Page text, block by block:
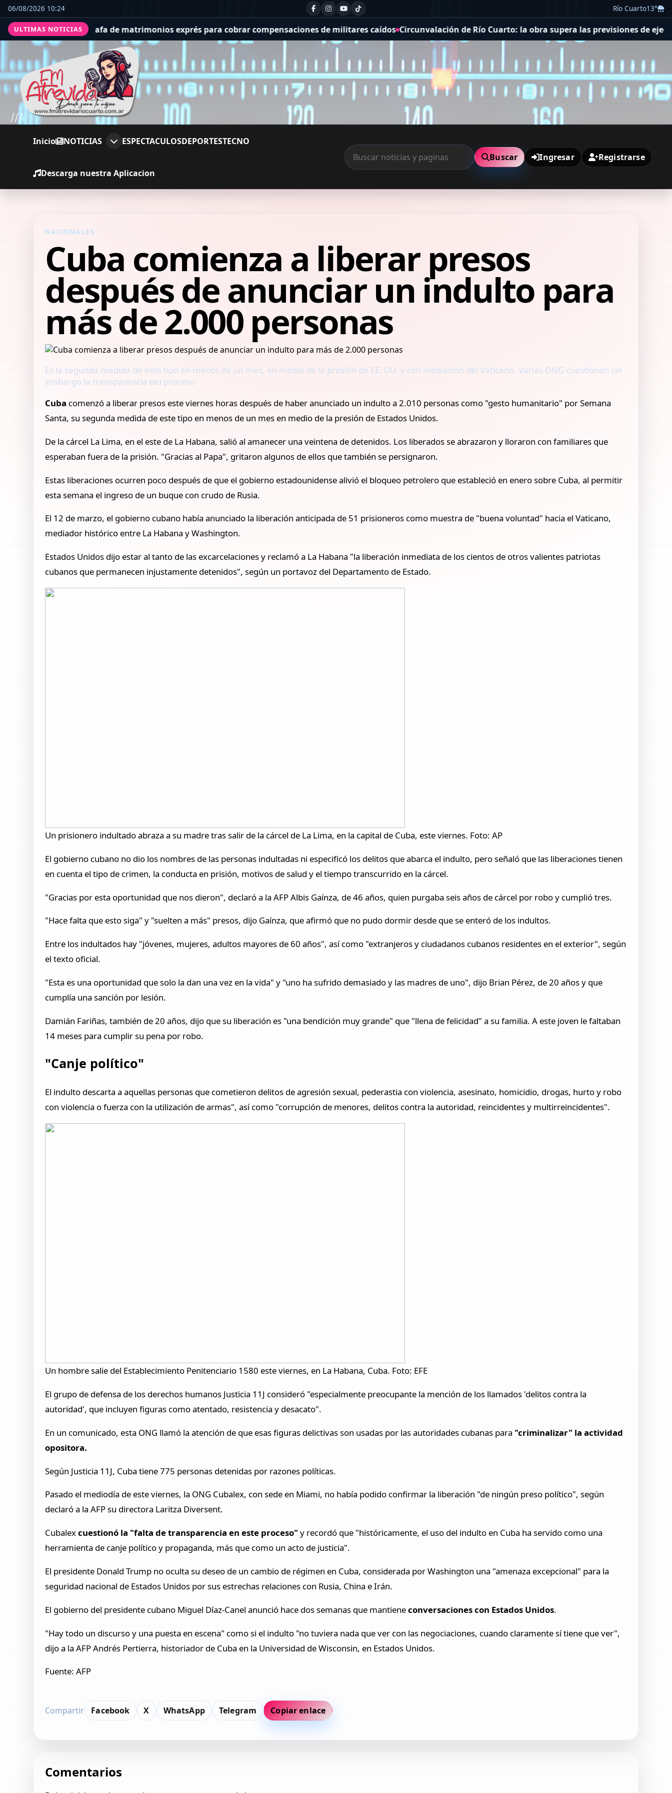
06/08/2026 10:24 Río Cuarto13°
ULTIMAS NOTICIAS
de matrimonios exprés para cobrar compensaciones de militares caídos Circunvalación de Río Cuarto: la obra supera las previsiones de ejecución y registra un
Inicio NOTICIAS ESPECTACULOSDEPORTESTECNO
Descarga nuestra Aplicacion
Buscar Ingresar Registrarse
NACIONALES
Cuba comienza a liberar presos
después de anunciar un indulto para
más de 2.000 personas
Es la segunda medida de este tipo en menos de un mes, en medio de la presión de EE. UU. y con mediación del Vaticano. Varias ONG cuestionan sin
embargo la transparencia del proceso
Cuba comenzó a liberar presos este viernes horas después de haber anunciado un indulto a 2.010 personas como "gesto humanitario" por Semana
Santa, su segunda medida de este tipo en menos de un mes en medio de la presión de Estados Unidos.
De la cárcel La Lima, en el este de La Habana, salió al amanecer una veintena de detenidos. Los liberados se abrazaron y lloraron con familiares que
esperaban fuera de la prisión. "Gracias al Papa", gritaron algunos de ellos que también se persignaron.
Estas liberaciones ocurren poco después de que el gobierno estadounidense alivió el bloqueo petrolero que estableció en enero sobre Cuba, al permitir
esta semana el ingreso de un buque con crudo de Rusia.
El 12 de marzo, el gobierno cubano había anunciado la liberación anticipada de 51 prisioneros como muestra de "buena voluntad" hacia el Vaticano,
mediador histórico entre La Habana y Washington.
Estados Unidos dijo estar al tanto de las excarcelaciones y reclamó a La Habana "la liberación inmediata de los cientos de otros valientes patriotas
cubanos que permanecen injustamente detenidos", según un portavoz del Departamento de Estado.
Un prisionero indultado abraza a su madre tras salir de la cárcel de La Lima, en la capital de Cuba, este viernes. Foto: AP
El gobierno cubano no dio los nombres de las personas indultadas ni especificó los delitos que abarca el indulto, pero señaló que las liberaciones tienen
en cuenta el tipo de crimen, la conducta en prisión, motivos de salud y el tiempo transcurrido en la cárcel.
"Gracias por esta oportunidad que nos dieron", declaró a la AFP Albis Gaínza, de 46 años, quien purgaba seis años de cárcel por robo y cumplió tres.
"Hace falta que esto siga" y "suelten a más" presos, dijo Gaínza, que afirmó que no pudo dormir desde que se enteró de los indultos.
Entre los indultados hay "jóvenes, mujeres, adultos mayores de 60 años", así como "extranjeros y ciudadanos cubanos residentes en el exterior", según
el texto oficial.
"Esta es una oportunidad que solo la dan una vez en la vida" y "uno ha sufrido demasiado y las madres de uno", dijo Brian Pérez, de 20 años y que
cumplía una sanción por lesión.
Damián Fariñas, también de 20 años, dijo que su liberación es "una bendición muy grande" que "llena de felicidad" a su familia. A este joven le faltaban
14 meses para cumplir su pena por robo.
"Canje político"
El indulto descarta a aquellas personas que cometieron delitos de agresión sexual, pederastia con violencia, asesinato, homicidio, drogas, hurto y robo
con violencia o fuerza con la utilización de armas", así como "corrupción de menores, delitos contra la autoridad, reincidentes y multirreincidentes".
Un hombre salie del Establecimiento Penitenciario 1580 este viernes, en La Habana, Cuba. Foto: EFE
El grupo de defensa de los derechos humanos Justicia 11J consideró "especialmente preocupante la mención de los llamados 'delitos contra la
autoridad', que incluyen figuras como atentado, resistencia y desacato".
En un comunicado, esta ONG llamó la atención de que esas figuras delictivas son usadas por las autoridades cubanas para "criminalizar" la actividad
opositora.
Según Justicia 11J, Cuba tiene 775 personas detenidas por razones políticas.
Pasado el mediodía de este viernes, la ONG Cubalex, con sede en Miami, no había podido confirmar la liberación "de ningún preso político", según
declaró a la AFP su directora Laritza Diversent.
Cubalexcuestionó la "falta de transparencia en este proceso" y recordó que "históricamente, el uso del indulto en Cuba ha servido como una
herramienta de canje político y propaganda, más que como un acto de justicia".
El presidente Donald Trump no oculta su deseo de un cambio de régimen en Cuba, considerada por Washington una "amenaza excepcional" para la
seguridad nacional de Estados Unidos por sus estrechas relaciones con Rusia, China e Irán.
El gobierno del presidente cubano Miguel Díaz-Canel anunció hace dos semanas que mantieneconversaciones con Estados Unidos.
"Hay todo un discurso y una puesta en escena" como si el indulto "no tuviera nada que ver con las negociaciones, cuando claramente sí tiene que ver",
dijo a la AFP Andrés Pertierra, historiador de Cuba en la Universidad de Wisconsin, en Estados Unidos.
Fuente: AFP
Compartir Facebook X WhatsApp Telegram Copiar enlace
Comentarios